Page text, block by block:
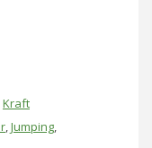
Kraft
,Jumping,